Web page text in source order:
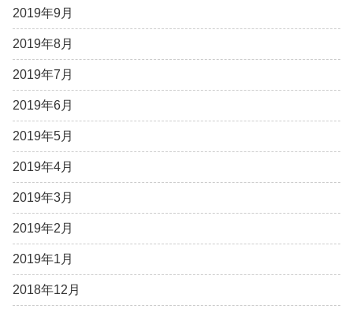
2019年9月
2019年8月
2019年7月
2019年6月
2019年5月
2019年4月
2019年3月
2019年2月
2019年1月
2018年12月